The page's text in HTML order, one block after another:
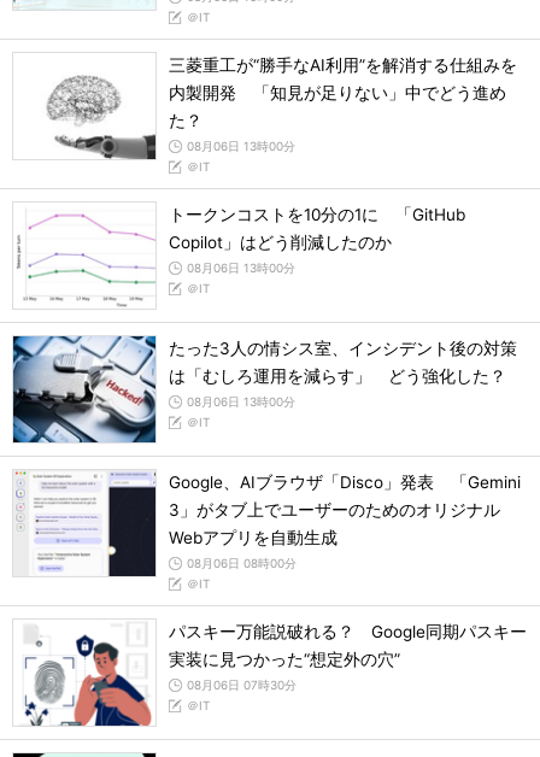
＠IT
三菱重工が“勝手なAI利用”を解消する仕組みを
内製開発 「知見が足りない」中でどう進め
た？
08月06日 13時00分
＠IT
トークンコストを10分の1に 「GitHub
Copilot」はどう削減したのか
08月06日 13時00分
＠IT
たった3人の情シス室、インシデント後の対策
は「むしろ運用を減らす」 どう強化した？
08月06日 13時00分
＠IT
Google、AIブラウザ「Disco」発表 「Gemini
3」がタブ上でユーザーのためのオリジナル
Webアプリを自動生成
08月06日 08時00分
＠IT
パスキー万能説破れる？ Google同期パスキー
実装に見つかった“想定外の穴”
08月06日 07時30分
＠IT